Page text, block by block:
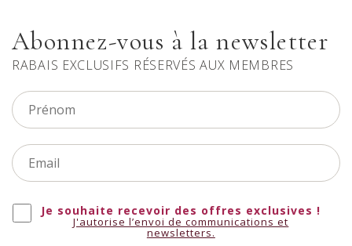
Abonnez-vous à la newsletter
RABAIS EXCLUSIFS RÉSERVÉS AUX MEMBRES
Je souhaite recevoir des offres exclusives !
J'autorise l’envoi de communications et
newsletters.